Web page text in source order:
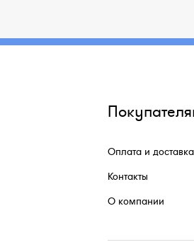
Оплата и доставка
Контакты
О компании